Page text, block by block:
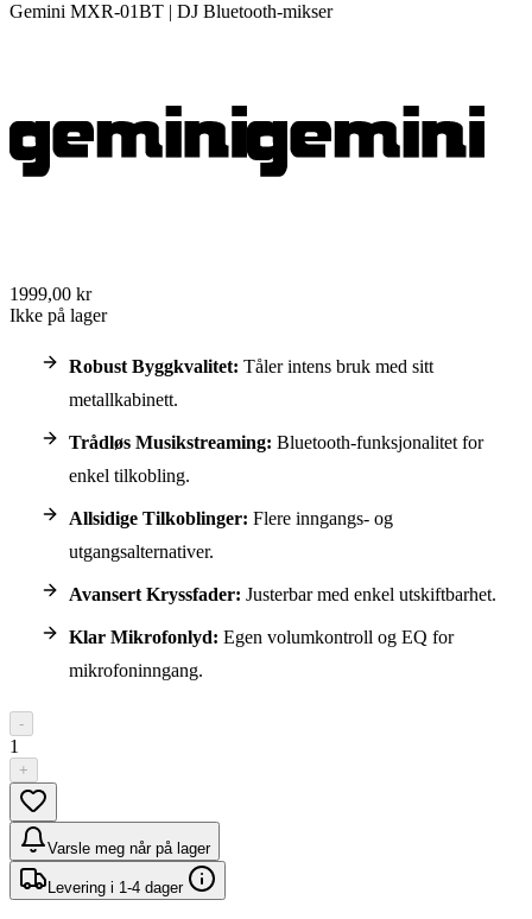
Gemini MXR-01BT | DJ Bluetooth-mikser
1999,00 kr
Ikke på lager
Robust Byggkvalitet: Tåler intens bruk med sitt
metallkabinett.
Trådløs Musikstreaming: Bluetooth-funksjonalitet for
enkel tilkobling.
Allsidige Tilkoblinger: Flere inngangs- og
utgangsalternativer.
Avansert Kryssfader: Justerbar med enkel utskiftbarhet.
Klar Mikrofonlyd: Egen volumkontroll og EQ for
mikrofoninngang.
-
1
+
Varsle meg når på lager
Levering i 1-4 dager